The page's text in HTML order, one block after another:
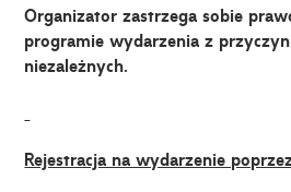
Organizator zastrzega sobie
programie wydarzenia z
niezależnych.
Rejestracja na wydarzenie